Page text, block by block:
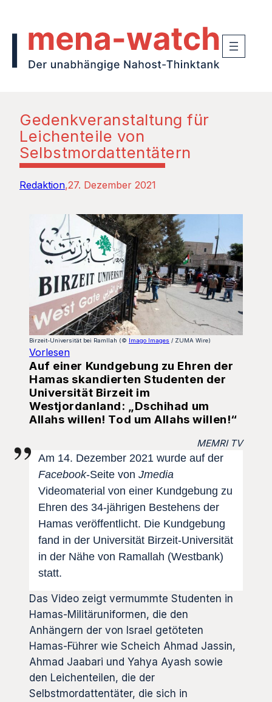
Gedenkveranstaltung für
Leichenteile von
Selbstmordattentätern
Redaktion 27. Dezember 2021
Birzeit-Universität bei Ramllah (© Imago Images / ZUMA Wire)
Vorlesen
Auf einer Kundgebung zu Ehren der
Hamas skandierten Studenten der
Universität Birzeit im
Westjordanland: „Dschihad um
Allahs willen! Tod um Allahs willen!“
MEMRI TV
Am 14. Dezember 2021 wurde auf der
Facebook-Seite von Jmedia
Videomaterial von einer Kundgebung zu
Ehren des 34-jährigen Bestehens der
Hamas veröffentlicht. Die Kundgebung
fand in der Universität Birzeit-Universität
in der Nähe von Ramallah (Westbank)
statt.
Das Video zeigt vermummte Studenten in
Hamas-Militäruniformen, die den
Anhängern der von Israel getöteten
Hamas-Führer wie Scheich Ahmad Jassin,
Ahmad Jaabari und Yahya Ayash sowie
den Leichenteilen, die der
Selbstmordattentäter, die sich in